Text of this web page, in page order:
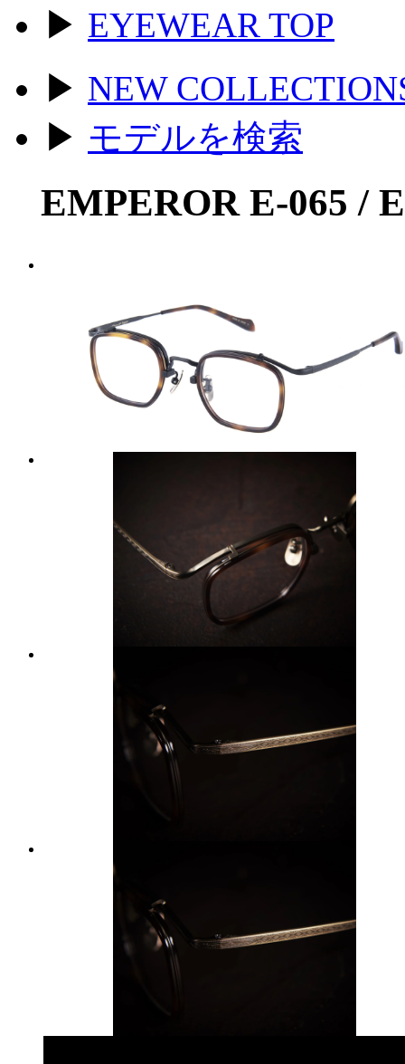
▶ EYEWEAR TOP
▶ NEW
▶ モデルを検索
EMPEROR E-065 /